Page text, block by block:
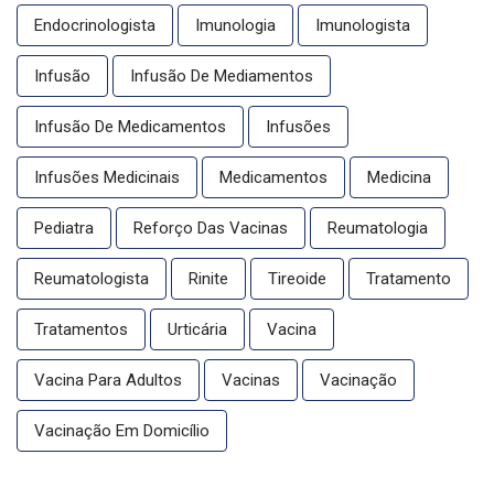
Endocrinologista Imunologia Imunologista
Infusão Infusão De Mediamentos
Infusão De Medicamentos Infusões
Infusões Medicinais Medicamentos Medicina
Pediatra Reforço Das Vacinas Reumatologia
Reumatologista Rinite Tireoide Tratamento
Tratamentos Urticária Vacina
Vacina Para Adultos Vacinas Vacinação
Vacinação Em Domicílio